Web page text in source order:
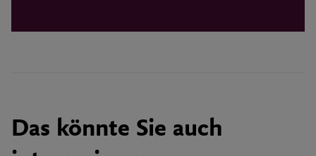
Das könnte Sie auch